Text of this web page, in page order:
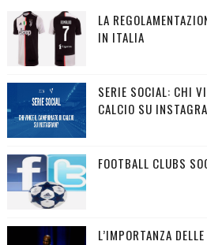
LA
IN ITALIA
SERIE SOCIAL: CHI
CALCIO SU
FOOTBALL CLUBS
L’IMPORTANZA